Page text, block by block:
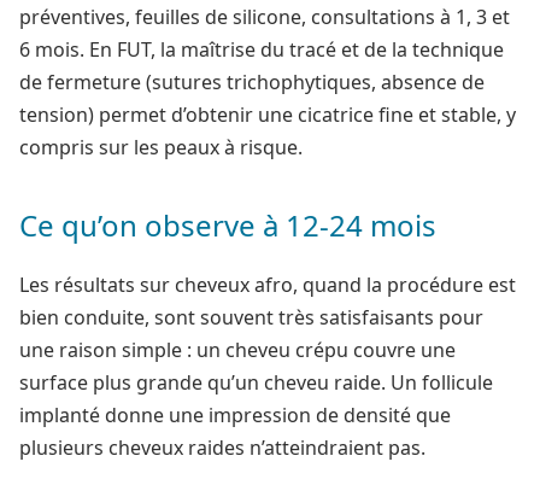
préventives, feuilles de silicone, consultations à 1, 3 et
6 mois. En FUT, la maîtrise du tracé et de la technique
de fermeture (sutures trichophytiques, absence de
tension) permet d’obtenir une cicatrice fine et stable, y
compris sur les peaux à risque.
Ce qu’on observe à 12-24 mois
Les résultats sur cheveux afro, quand la procédure est
bien conduite, sont souvent très satisfaisants pour
une raison simple : un cheveu crépu couvre une
surface plus grande qu’un cheveu raide. Un follicule
implanté donne une impression de densité que
plusieurs cheveux raides n’atteindraient pas.